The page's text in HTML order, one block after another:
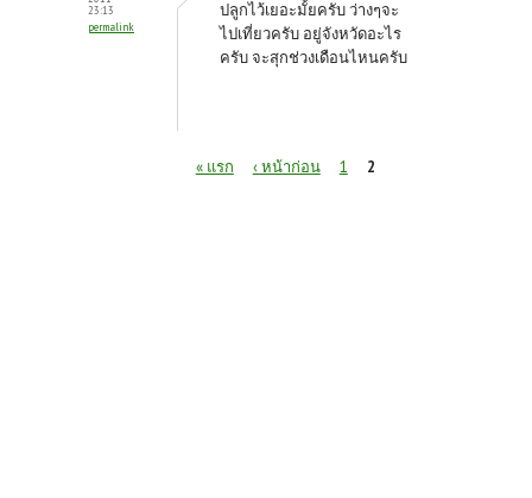
23:13
permalink
ปลูกไว้เยอะมั้ยครับ ว่างๆจะ
ไปเที่ยวครับ อยู่จังหวัดอะไร
ครับ จะสุกช่วงเดือนไหนครับ
« แรก ‹ หน้าก่อน 1 2